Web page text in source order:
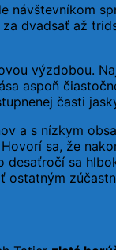
návštevníkom
dvadsať až
výzdobou.
aspoň
časti
a s nízkym
sa, že
desaťročí sa
ostatným